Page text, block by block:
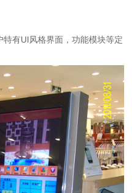
有UI风格界面，功能模块等定